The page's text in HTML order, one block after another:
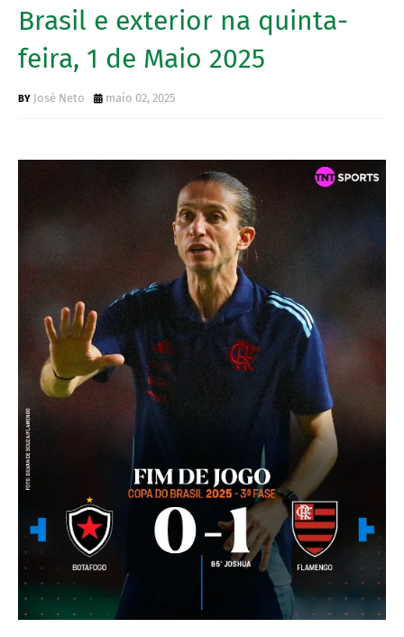
Brasil e exterior na quinta-
feira, 1 de Maio 2025
José Neto maio 02, 2025